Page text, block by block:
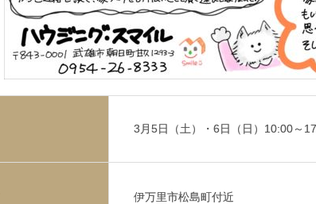
3月5日（土）・6日（日）10:00～
伊万里市松島町付近